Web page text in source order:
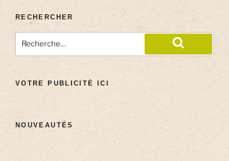
RECHERCHER
VOTRE PUBLICITÉ ICI
NOUVEAUTÉS